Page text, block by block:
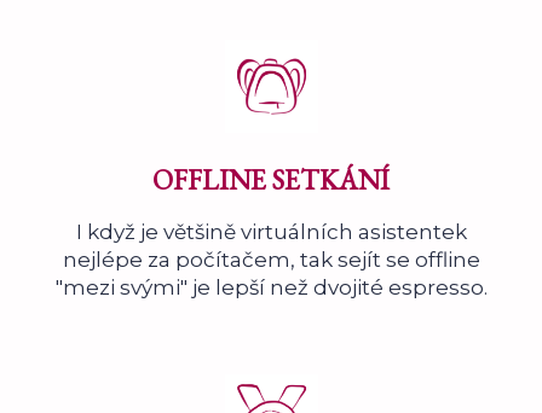
OFFLINE SETKÁNÍ
I když je většině virtuálních asistentek
nejlépe za počítačem, tak sejít se offline
"mezi svými" je lepší než dvojité espresso.